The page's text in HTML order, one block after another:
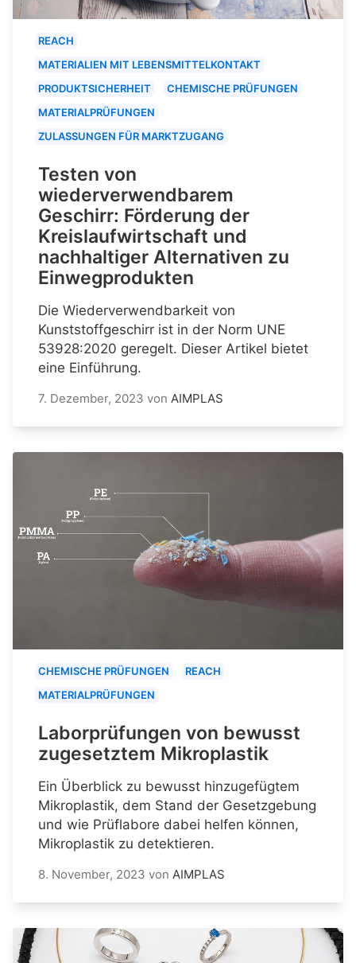
REACH
MATERIALIEN MIT LEBENSMITTELKONTAKT
PRODUKTSICHERHEIT
CHEMISCHE PRÜFUNGEN
MATERIALPRÜFUNGEN
ZULASSUNGEN FÜR MARKTZUGANG
Testen von
wiederverwendbarem
Geschirr: Förderung der
Kreislaufwirtschaft und
nachhaltiger Alternativen zu
Einwegprodukten
Die Wiederverwendbarkeit von
Kunststoffgeschirr ist in der Norm UNE
53928:2020 geregelt. Dieser Artikel bietet
eine Einführung.
7. Dezember, 2023 von AIMPLAS
CHEMISCHE PRÜFUNGEN
REACH
MATERIALPRÜFUNGEN
Laborprüfungen von bewusst
zugesetztem Mikroplastik
Ein Überblick zu bewusst hinzugefügtem
Mikroplastik, dem Stand der Gesetzgebung
und wie Prüflabore dabei helfen können,
Mikroplastik zu detektieren.
8. November, 2023 von AIMPLAS